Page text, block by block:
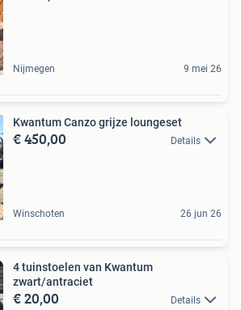
Nijmegen 9 mei 26
Kwantum Canzo grijze loungeset
€ 450,00 Details
Winschoten 26 jun 26
4 tuinstoelen van Kwantum
zwart/antraciet
€ 20,00 Details